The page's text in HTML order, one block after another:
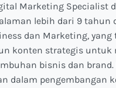
Marketing Specialist
lebih dari 9 tahun
dan Marketing, yang
konten strategis untuk
bisnis dan
dalam pengembangan